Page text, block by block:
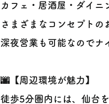
カフェ・居酒屋・ダイニ
さまざまなコンセプトの
深夜営業も可能なのでナ
🌆【周辺環境が魅力】
徒歩5分圏内には、仙台